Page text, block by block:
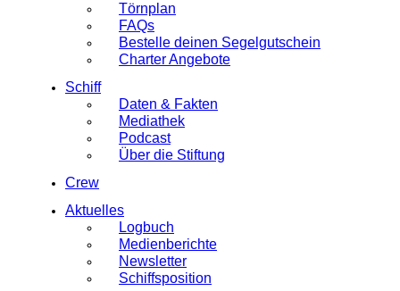
Törnplan
FAQs
Bestelle deinen Segelgutschein
Charter Angebote
Schiff
Daten & Fakten
Mediathek
Podcast
Über die Stiftung
Crew
Aktuelles
Logbuch
Medienberichte
Newsletter
Schiffsposition